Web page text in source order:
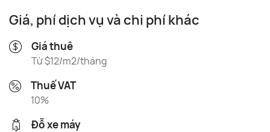
Giá, phí dịch vụ và chi phí khác
Giá thuê
Từ $12/m2/tháng
Thuế VAT
10%
Đỗ xe máy